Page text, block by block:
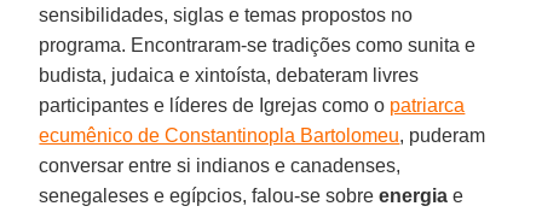
sensibilidades, siglas e temas propostos no
programa. Encontraram-se tradições como sunita e
budista, judaica e xintoísta, debateram livres
participantes e líderes de Igrejas como o patriarca
ecumênico de Constantinopla Bartolomeu, puderam
conversar entre si indianos e canadenses,
senegaleses e egípcios, falou-se sobreenergia e